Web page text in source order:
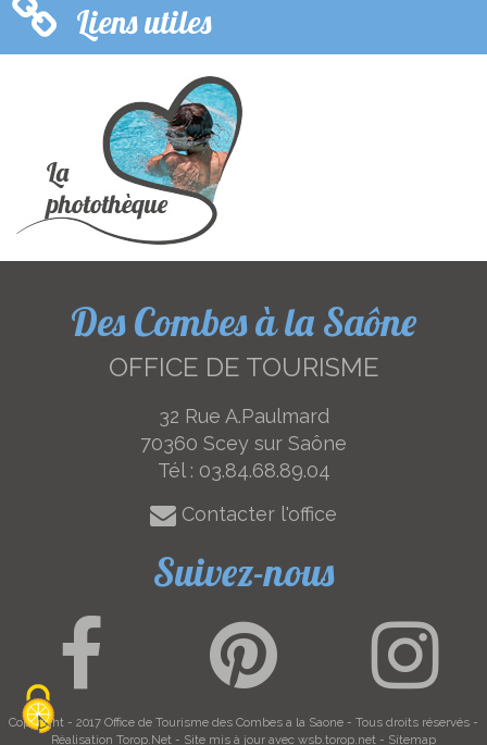
Liens utiles
Des Combes à la Saône
OFFICE DE TOURISME
32 Rue A.Paulmard
70360 Scey sur Saône
Tél : 03.84.68.89.04
Contacter l'office
Suivez-nous
Copyright - 2017 Office de Tourisme des Combes a la Saone - Tous droits réservés -
Réalisation Torop.Net - Site mis à jour avec wsb.torop.net - Sitemap